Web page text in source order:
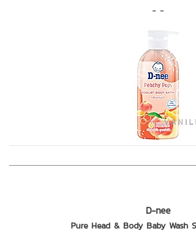
- -
D-nee
Pure Head & Body Baby Wash